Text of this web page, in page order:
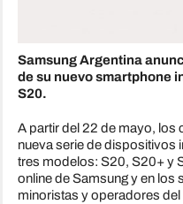
Samsung Argentina
de su nuevo smartphone
S20.
A partir del 22 de mayo,
nueva serie de dispositivos
tres modelos: S20, S20+ y
online de Samsung y en los
minoristas y operadores del